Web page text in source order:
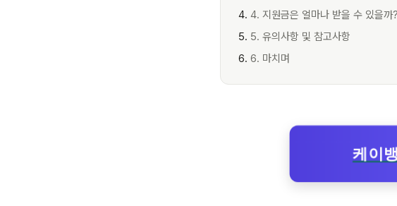
4. 지원금은 얼마나 받을 수 있을까?
5. 유의사항 및 참고사항
6. 마치며
케이